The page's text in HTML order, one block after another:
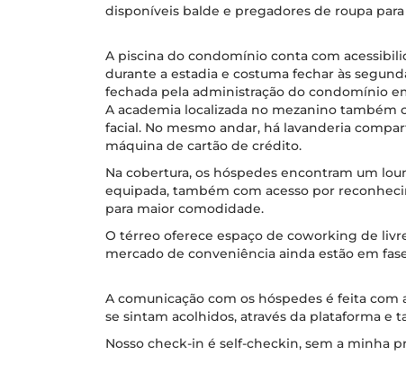
disponíveis balde e pregadores de roupa
A piscina do condomínio conta com
durante a estadia e costuma fechar às
fechada pela administração do condomínio
A academia localizada no mezanino
facial. No mesmo andar, há lavanderia
máquina de cartão de crédito.
Na cobertura, os hóspedes encontram um
equipada, também com acesso por
para maior comodidade.
O térreo oferece espaço de coworking de
mercado de conveniência ainda estão em
A comunicação com os hóspedes é feita
se sintam acolhidos, através da plataforma e
Nosso check-in é self-checkin, sem a minha